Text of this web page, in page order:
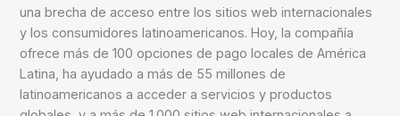
una brecha de acceso entre los sitios web internacionales
y los consumidores latinoamericanos. Hoy, la compañía
ofrece más de 100 opciones de pago locales de América
Latina, ha ayudado a más de 55 millones de
latinoamericanos a acceder a servicios y productos